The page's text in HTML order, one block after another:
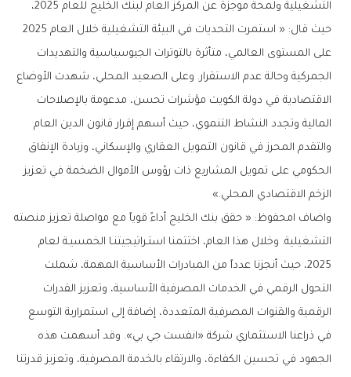
التشغيلية ولمحة موجزة عن المركز العام لبنك الخليج للعام 2025،
حيث قال: « استمرت التحديات في البيئة التشغيلية خلال العام 2025
على المستوى العالمي، متأثرة بالتوترات الجيوسياسية والتهديدات
الجمركية وحالة عدم الاستقرار. وعلى الصعيد المحلي، شهدت الأوضاع
الاقتصادية في دولة الكويت مؤشرات تحسن، مدعومة بالإصلاحات
المالية وتجدد النشاط التنموي، حيث أسهم إقرار قانون الدين العام
والتقدم المحرز في قانون التمويل العقاري والإسكاني، وزيادة الإنفاق
الحكومي على تمويل المشاريع ذات رؤوس الأموال الضخمة في تعزيز
الزخم الاقتصادي المحلي.»
واضاف امحفوظ: « حقق بنك الخليج أداءً قوياً مع مواصلة تعزيز منصته
التشغيلية. وخلال هذا العام، اختتمنا استـراتيجيتنـا الخمسيـة لعام
2025، حيث أنجزنا عدداً من المبادرات الأساسية المهمة، شملت
التحول الرقمي في الخدمات المصرفية الأساسية، وتعزيز القدرات
الرقمية والقنوات المصرفية المتعددة، إضافة إلى استمرارية التوسع
في ذراعنا الاستثماري شركة «انفست جي بي». وقد أسهمت هذه
الجهود في تحسين الكفاءة، والارتقاء بالخدمة المصرفية، وتعزيز قدرتنا